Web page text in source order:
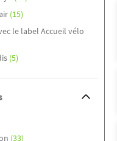
(15)
le label Accueil vélo
(5)
(33)